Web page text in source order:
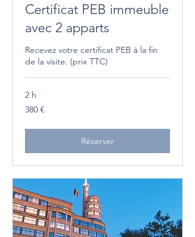
Certificat PEB immeuble
avec 2 apparts
Recevez votre certificat PEB à la fin
de la visite. (prix TTC)
2 h
380
euros
380 €
Réserver